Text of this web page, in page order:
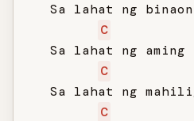
Sa lahat ng
C
Sa lahat ng aming
C
Sa lahat ng
C